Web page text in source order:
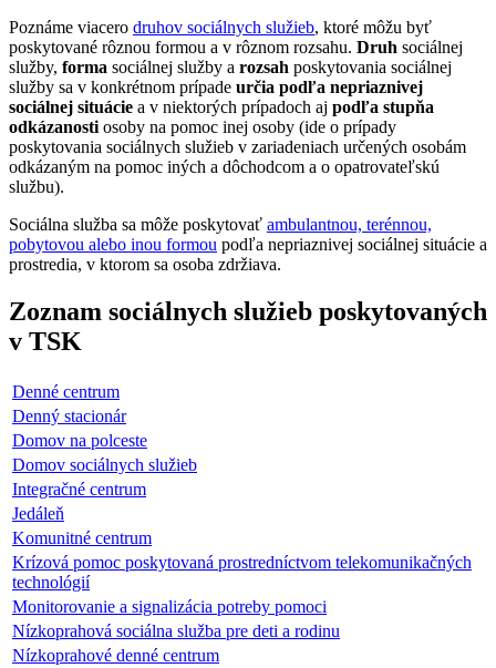
Poznáme viacero druhov sociálnych služieb, ktoré môžu byť
poskytované rôznou formou a v rôznom rozsahu. Druh sociálnej
služby, forma sociálnej služby a rozsah poskytovania sociálnej
služby sa v konkrétnom prípade určia podľa nepriaznivej
sociálnej situácie a v niektorých prípadoch aj podľa stupňa
odkázanosti osoby na pomoc inej osoby (ide o prípady
poskytovania sociálnych služieb v zariadeniach určených osobám
odkázaným na pomoc iných a dôchodcom a o opatrovateľskú
službu).
Sociálna služba sa môže poskytovať ambulantnou, terénnou,
pobytovou alebo inou formou podľa nepriaznivej sociálnej situácie a
prostredia, v ktorom sa osoba zdržiava.
Zoznam sociálnych služieb poskytovaných
v TSK
Denné centrum
Denný stacionár
Domov na polceste
Domov sociálnych služieb
Integračné centrum
Jedáleň
Komunitné centrum
Krízová pomoc poskytovaná prostredníctvom telekomunikačných
technológií
Monitorovanie a signalizácia potreby pomoci
Nízkoprahová sociálna služba pre deti a rodinu
Nízkoprahové denné centrum